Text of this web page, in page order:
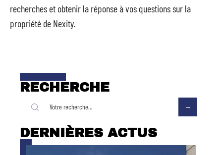
recherches et obtenir la réponse à vos questions sur la
propriété de Nexity.
RECHERCHE
DERNIÈRES ACTUS